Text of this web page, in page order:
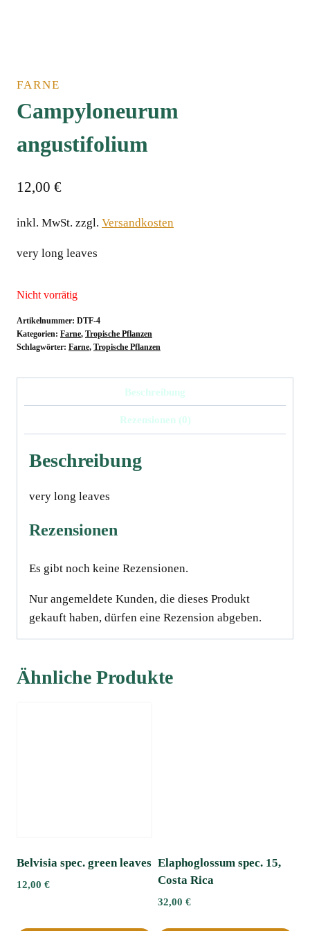
FARNE
Campyloneurum
angustifolium
12,00 €
inkl. MwSt. zzgl. Versandkosten
very long leaves
Nicht vorrätig
Artikelnummer: DTF-4
Kategorien: Farne, Tropische Pflanzen
Schlagwörter: Farne, Tropische Pflanzen
Beschreibung
Rezensionen (0)
Beschreibung
very long leaves
Rezensionen
Es gibt noch keine Rezensionen.
Nur angemeldete Kunden, die dieses Produkt
gekauft haben, dürfen eine Rezension abgeben.
Ähnliche Produkte
Belvisia spec. green leaves
12,00 €
Elaphoglossum spec. 15,
Costa Rica
32,00 €